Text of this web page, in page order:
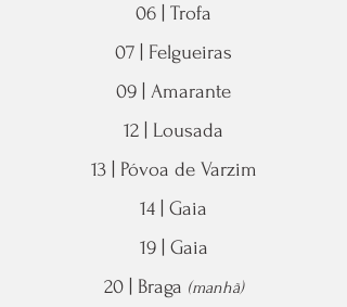
06 | Trofa
07 | Felgueiras
09 | Amarante
12 | Lousada
13 | Póvoa de Varzim
14 | Gaia
19 | Gaia
20 | Braga (manhã)